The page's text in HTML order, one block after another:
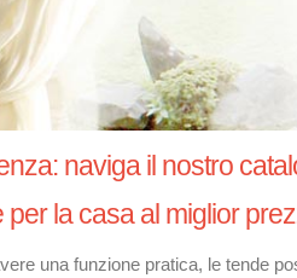
naviga il nostro
la casa al miglior
una funzione pratica, le tende